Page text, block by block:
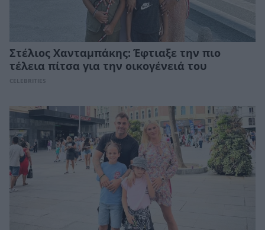
Στέλιος Χανταμπάκης: Έφτιαξε την πιο
τέλεια πίτσα για την οικογένειά του
CELEBRITIES